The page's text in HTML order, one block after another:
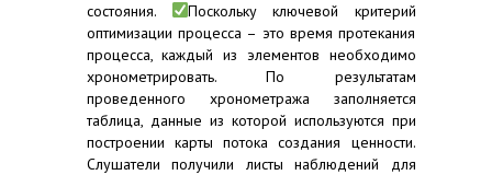
состояния.
Поскольку ключевой критерий
оптимизации процесса – это время протекания
процесса, каждый из элементов необходимо
хронометрировать. По результатам
проведенного хронометража заполняется
таблица, данные из которой используются при
построении карты потока создания ценности.
Слушатели получили листы наблюдений для